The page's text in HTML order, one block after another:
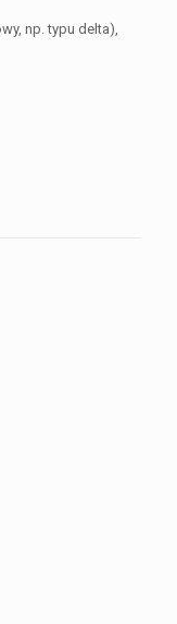
np. typu delta),